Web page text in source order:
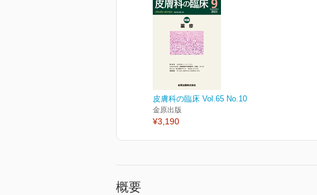
皮膚科の臨床 Vol.65 No.10
金原出版
¥3,190
概要